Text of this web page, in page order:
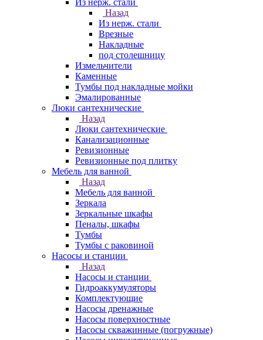
Из нерж. стали
Назад
Из нерж. стали
Врезные
Накладные
под столешницу
Измельчители
Каменные
Тумбы под накладные мойки
Эмалированные
Люки сантехнические
Назад
Люки сантехнические
Канализационные
Ревизионные
Ревизионные под плитку
Мебель для ванной
Назад
Мебель для ванной
Зеркала
Зеркальные шкафы
Пеналы, шкафы
Тумбы
Тумбы с раковиной
Насосы и станции
Назад
Насосы и станции
Гидроаккумуляторы
Комплектующие
Насосы дренажные
Насосы поверхностные
Насосы скважинные (погружные)